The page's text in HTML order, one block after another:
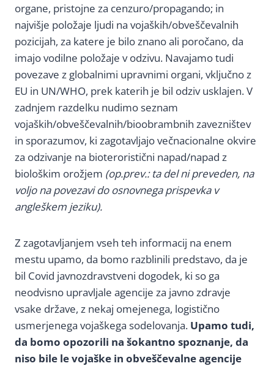
organe, pristojne za cenzuro/propagando; in
najvišje položaje ljudi na vojaških/obveščevalnih
pozicijah, za katere je bilo znano ali poročano, da
imajo vodilne položaje v odzivu. Navajamo tudi
povezave z globalnimi upravnimi organi, vključno z
EU in UN/WHO, prek katerih je bil odziv usklajen. V
zadnjem razdelku nudimo seznam
vojaških/obveščevalnih/bioobrambnih zavezništev
in sporazumov, ki zagotavljajo večnacionalne okvire
za odzivanje na bioteroristični napad/napad z
biološkim orožjem (op.prev.: ta del ni preveden, na
voljo na povezavi do osnovnega prispevka v
angleškem jeziku).
Z zagotavljanjem vseh teh informacij na enem
mestu upamo, da bomo razblinili predstavo, da je
bil Covid javnozdravstveni dogodek, ki so ga
neodvisno upravljale agencije za javno zdravje
vsake države, z nekaj omejenega, logistično
usmerjenega vojaškega sodelovanja. Upamo tudi,
da bomo opozorili na šokantno spoznanje, da
niso bile le vojaške in obveščevalne agencije